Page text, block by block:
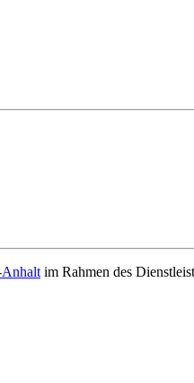
Anhalt im Rahmen des